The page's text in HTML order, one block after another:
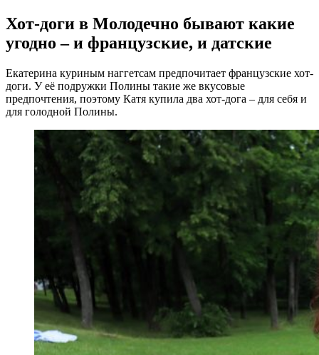
Хот-доги в Молодечно бывают какие
угодно – и французские, и датские
Екатерина куриным наггетсам предпочитает французские хот-
доги. У её подружки Полины такие же вкусовые
предпочтения, поэтому Катя купила два хот-дога – для себя и
для голодной Полины.